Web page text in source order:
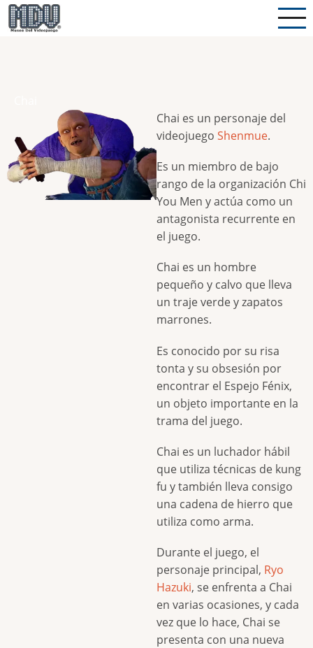
Pasar
al
Chai es un personaje del
videojuego Shenmue.
Es un miembro de bajo
rango de la organización Chi
You Men y actúa como un
antagonista recurrente en
el juego.
Chai es un hombre
pequeño y calvo que lleva
un traje verde y zapatos
marrones.
Es conocido por su risa
tonta y su obsesión por
encontrar el Espejo Fénix,
un objeto importante en la
trama del juego.
Chai es un luchador hábil
que utiliza técnicas de kung
fu y también lleva consigo
una cadena de hierro que
utiliza como arma.
Durante el juego, el
personaje principal, Ryo
Hazuki, se enfrenta a Chai
en varias ocasiones, y cada
vez que lo hace, Chai se
presenta con una nueva